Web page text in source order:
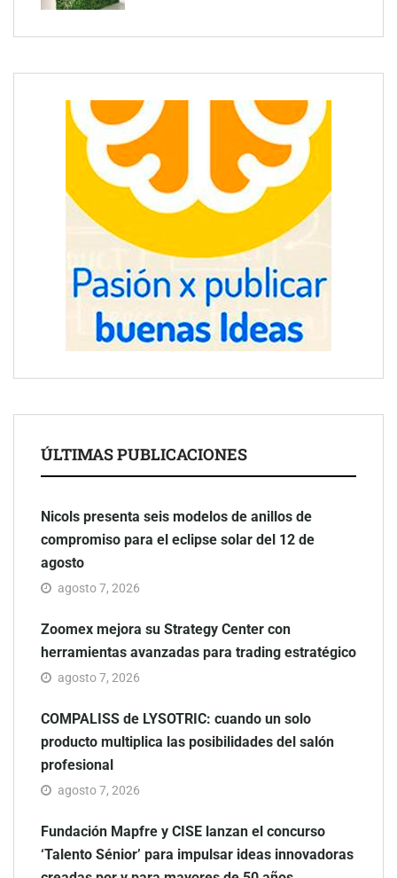
ÚLTIMAS PUBLICACIONES
Nicols presenta seis modelos de anillos de
compromiso para el eclipse solar del 12 de
agosto
agosto 7, 2026
Zoomex mejora su Strategy Center con
herramientas avanzadas para trading estratégico
agosto 7, 2026
COMPALISS de LYSOTRIC: cuando un solo
producto multiplica las posibilidades del salón
profesional
agosto 7, 2026
Fundación Mapfre y CISE lanzan el concurso
‘Talento Sénior’ para impulsar ideas innovadoras